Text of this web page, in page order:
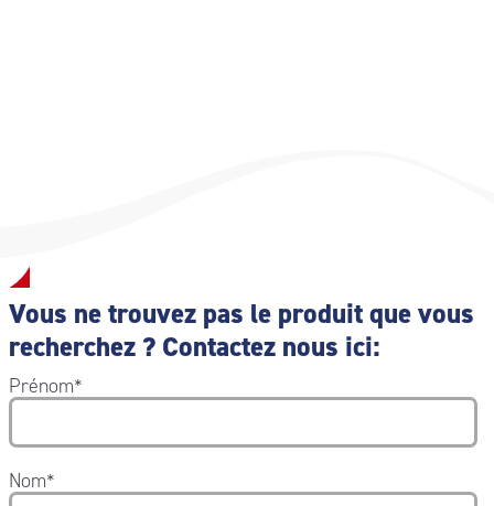
Vous ne trouvez pas le produit que vous
recherchez ? Contactez nous ici:
Prénom*
Nom*